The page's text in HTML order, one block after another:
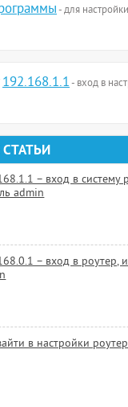
- для
192.168.1.1- вход в
– вход в систему
admin
– вход в роутер,
в настройки